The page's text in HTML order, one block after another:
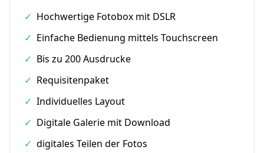
✓ Hochwertige Fotobox mit DSLR
✓ Einfache Bedienung mittels Touchscreen
✓ Bis zu 200 Ausdrucke
✓ Requisitenpaket
✓ Individuelles Layout
✓ Digitale Galerie mit Download
✓ digitales Teilen der Fotos